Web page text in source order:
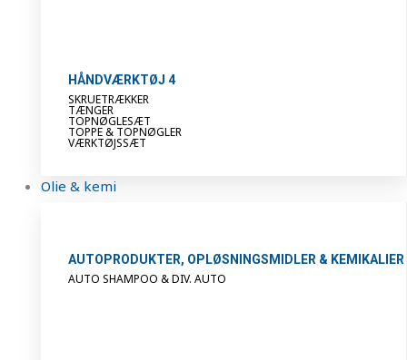
HÅNDVÆRKTØJ 4
SKRUETRÆKKER
TÆNGER
TOPNØGLESÆT
TOPPE & TOPNØGLER
VÆRKTØJSSÆT
Olie & kemi
AUTOPRODUKTER, OPLØSNINGSMIDLER & KEMIKALIER
AUTO SHAMPOO & DIV. AUTO